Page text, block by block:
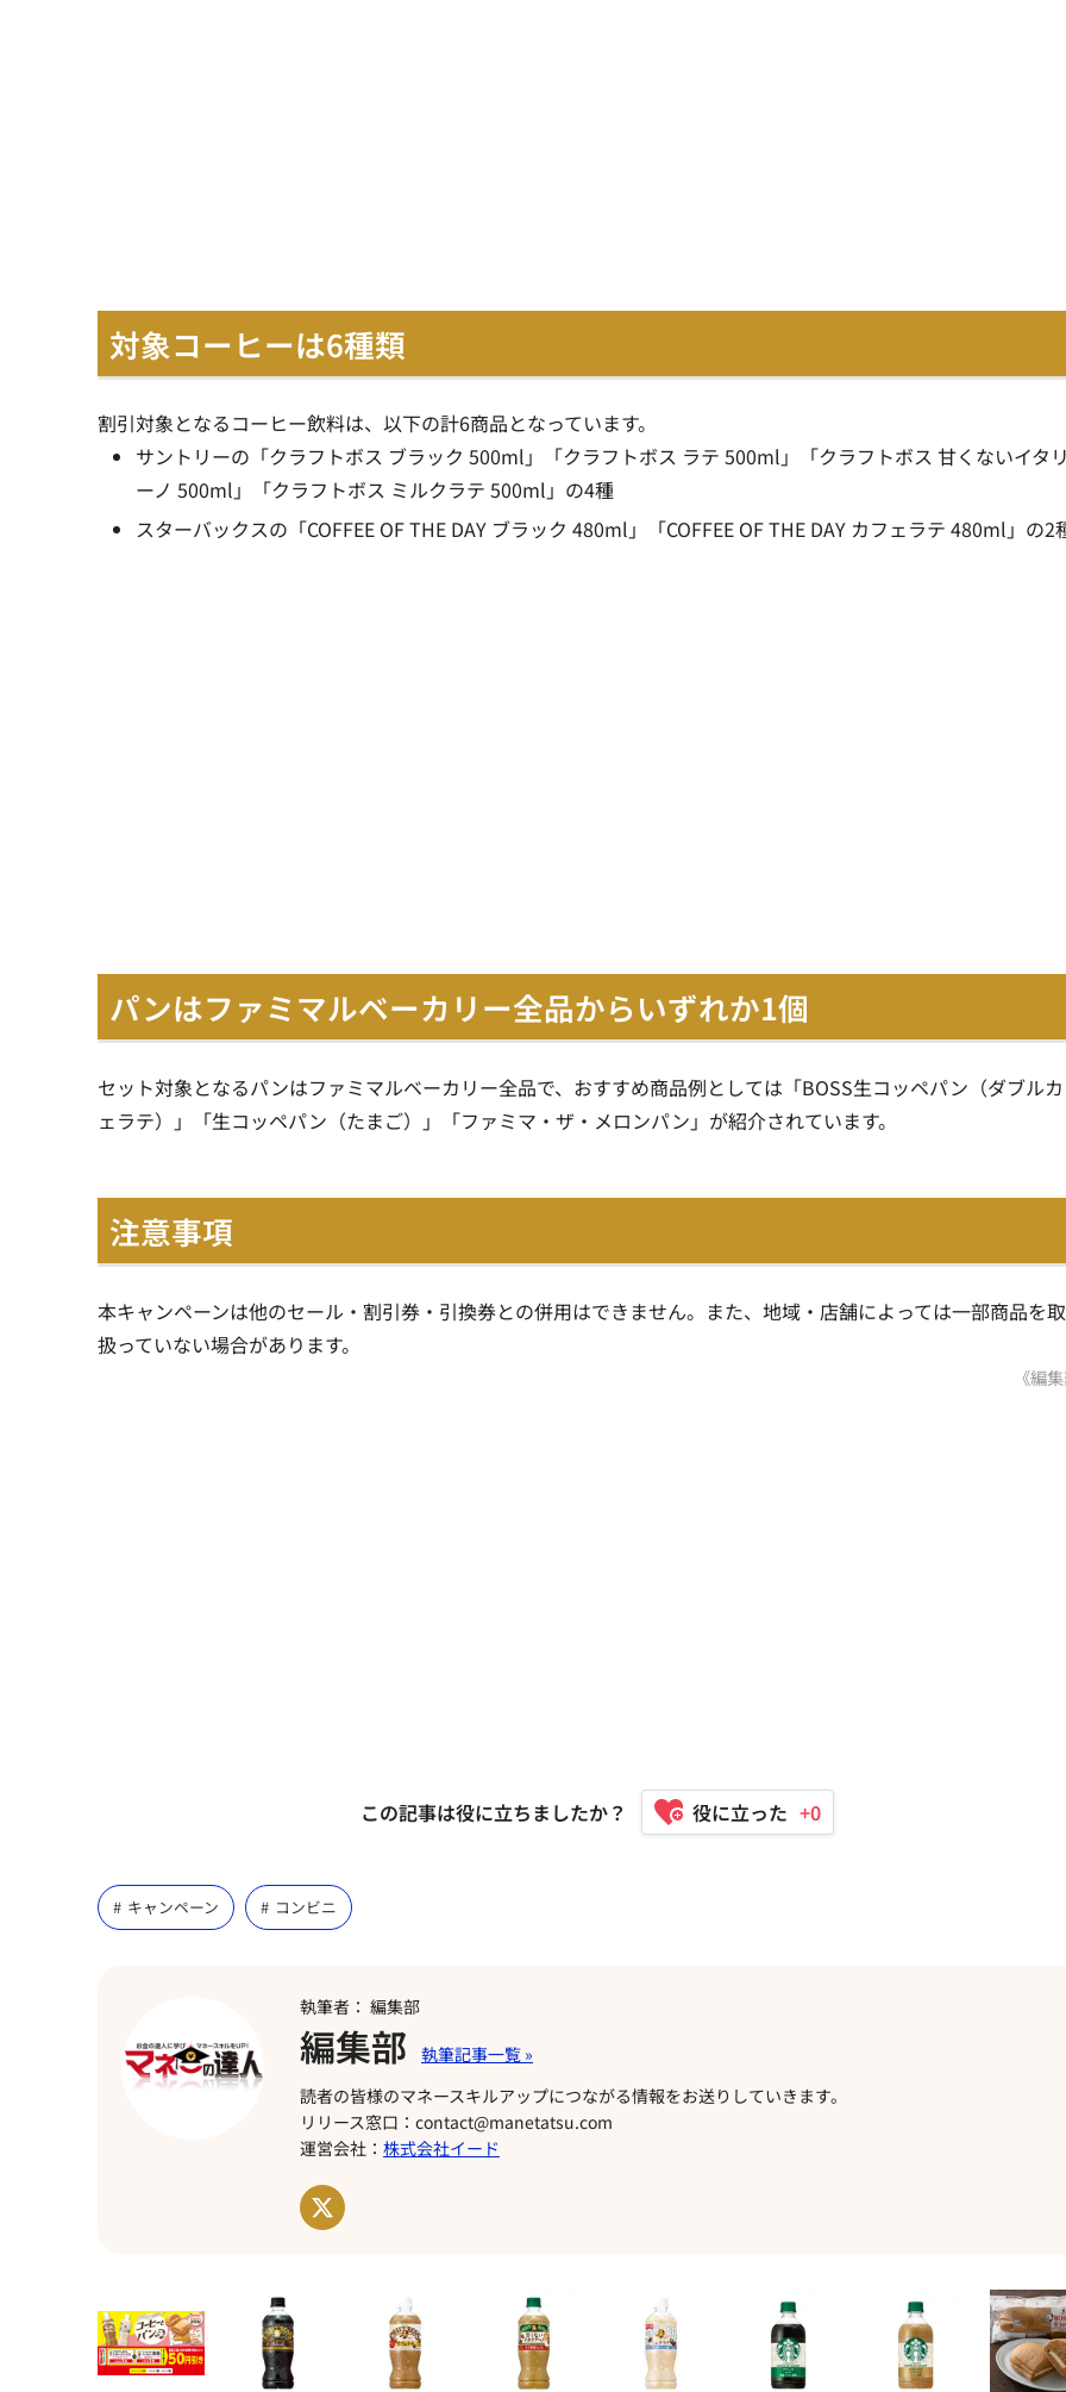
対象コーヒーは6種類
割引対象となるコーヒー飲料は、以下の計6商品となっています。
サントリーの「クラフトボス ブラック 500ml」「クラフトボス ラテ 500ml」「クラフトボス 甘くないイタ
ーノ 500ml」「クラフトボス ミルクラテ 500ml」の4種
スターバックスの「COFFEE OF THE DAY ブラック 480ml」「COFFEE OF THE DAY カフェラテ 480ml」の2
パンはファミマルベーカリー全品からいずれか1個
セット対象となるパンはファミマルベーカリー全品で、おすすめ商品例としては「BOSS生コッペパン（ダブル
ェラテ）」「生コッペパン（たまご）」「ファミマ・ザ・メロンパン」が紹介されています。
注意事項
本キャンペーンは他のセール・割引券・引換券との併用はできません。また、地域・店舗によっては一部商品を
扱っていない場合があります。
《編
この記事は役に立ちましたか？ +0
キャンペーン コンビニ
執筆者： 編集部
編集部
読者の皆様のマネースキルアップにつながる情報をお送りしていきます。
リリース窓口：contact@manetatsu.com
運営会社： 株式会社イード